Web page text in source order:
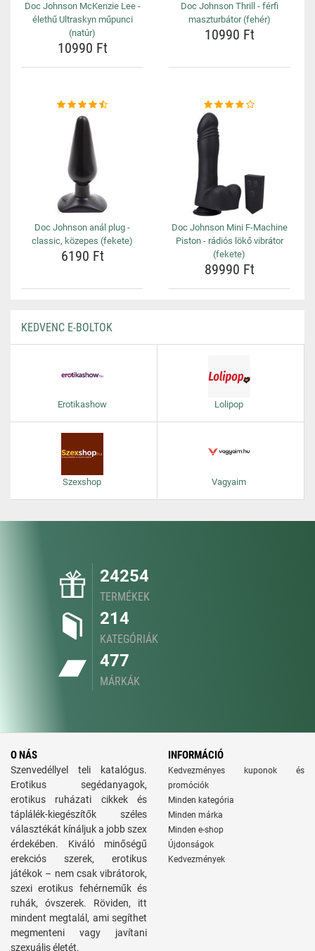
Doc Johnson McKenzie Lee -
élethű Ultraskyn műpunci
(natúr)
10990 Ft
Doc Johnson Thrill - férfi
maszturbátor (fehér)
10990 Ft
Doc Johnson anál plug -
classic, közepes (fekete)
6190 Ft
Doc Johnson Mini F-Machine
Piston - rádiós lökő vibrátor
(fekete)
89990 Ft
KEDVENC E-BOLTOK
Erotikashow Lolipop
Szexshop Vagyaim
24254
TERMÉKEK
214
KATEGÓRIÁK
477
MÁRKÁK
O NÁS
Szenvedéllyel teli katalógus.
Erotikus segédanyagok,
erotikus ruházati cikkek és
táplálék-kiegészítők széles
választékát kínáljuk a jobb szex
érdekében. Kiváló minőségű
erekciós szerek, erotikus
játékok – nem csak vibrátorok,
szexi erotikus fehérneműk és
ruhák, óvszerek. Röviden, itt
mindent megtalál, ami segíthet
megmenteni vagy javítani
szexuális életét.
INFORMÁCIÓ
Kedvezményes kuponok és
promóciók
Minden kategória
Minden márka
Minden e-shop
Újdonságok
Kedvezmények